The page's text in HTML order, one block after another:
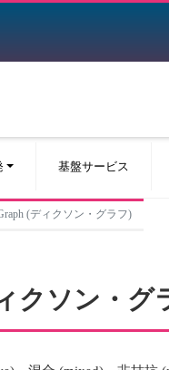
基盤サービス
(ディクソン・グラフ)
クソン・グ